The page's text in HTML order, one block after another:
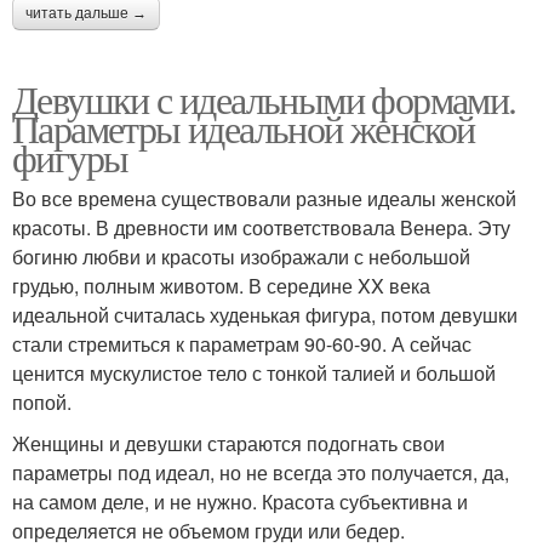
читать дальше →
Девушки с идеальными формами.
Параметры идеальной женской
фигуры
Во все времена существовали разные идеалы женской
красоты. В древности им соответствовала Венера. Эту
богиню любви и красоты изображали с небольшой
грудью, полным животом. В середине XX века
идеальной считалась худенькая фигура, потом девушки
стали стремиться к параметрам 90-60-90. А сейчас
ценится мускулистое тело с тонкой талией и большой
попой.
Женщины и девушки стараются подогнать свои
параметры под идеал, но не всегда это получается, да,
на самом деле, и не нужно. Красота субъективна и
определяется не объемом груди или бедер.